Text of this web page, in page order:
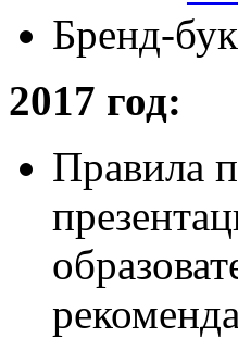
Бренд-
2017 год:
Правила